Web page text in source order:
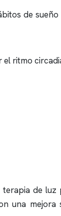
de sueño
el ritmo
de
una mejora